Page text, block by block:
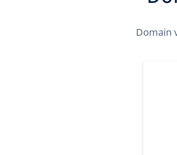
Domain